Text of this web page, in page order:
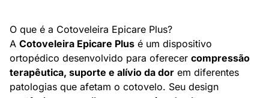
O que é a Cotoveleira Epicare Plus?
A Cotoveleira Epicare Plus é um dispositivo
ortopédico desenvolvido para oferecer compressão
terapêutica, suporte e alívio da dor em diferentes
patologias que afetam o cotovelo. Seu design